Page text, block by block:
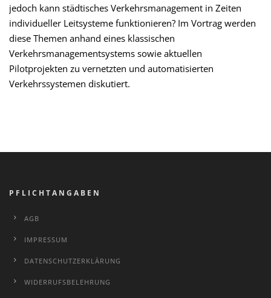
jedoch kann städtisches Verkehrsmanagement in Zeiten
individueller Leitsysteme funktionieren? Im Vortrag werden
diese Themen anhand eines klassischen
Verkehrsmanagementsystems sowie aktuellen
Pilotprojekten zu vernetzten und automatisierten
Verkehrssystemen diskutiert.
PFLICHTANGABEN
AGB
IMPRESSUM
DATENSCHUTZERKLÄRUNG
WIDERRUFSBELEHRUNG